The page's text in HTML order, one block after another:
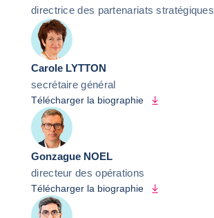
directrice des partenariats stratégiques
Carole LYTTON
secrétaire général
Télécharger la biographie
Gonzague NOEL
directeur des opérations
Télécharger la biographie